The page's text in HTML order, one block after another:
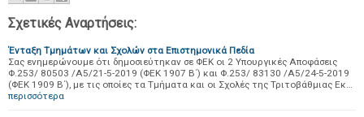
Σχετικές Αναρτήσεις:
Ένταξη Τμημάτων και Σχολών στα Επιστημονικά Πεδία
Σας ενημερώνουμε ότι δημοσιεύτηκαν σε ΦΕΚ οι 2 Υπουργικές Αποφάσεις
Φ.253/ 80503 /Α5/21-5-2019 (ΦΕΚ 1907 Β΄) και Φ.253/ 83130 /Α5/24-5-2019
(ΦΕΚ 1909 Β΄), με τις οποίες τα Τμήματα και οι Σχολές της Τριτοβάθμιας Εκ…
περισσότερα